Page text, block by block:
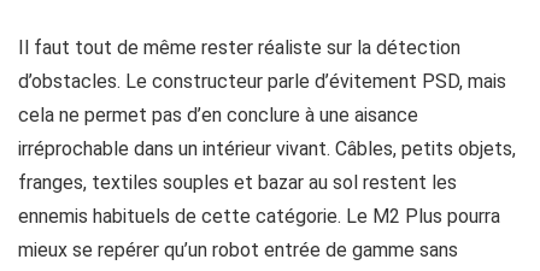
Il faut tout de même rester réaliste sur la détection
d’obstacles. Le constructeur parle d’évitement PSD, mais
cela ne permet pas d’en conclure à une aisance
irréprochable dans un intérieur vivant. Câbles, petits objets,
franges, textiles souples et bazar au sol restent les
ennemis habituels de cette catégorie. Le M2 Plus pourra
mieux se repérer qu’un robot entrée de gamme sans